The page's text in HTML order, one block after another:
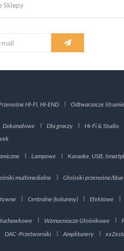
Sklepy
HI-FI, HI-END Odtwarzacze
Dokanałowe Dla graczy Hi-Fi & Studio
Lampowe Karaoke, USB,
multimedialne Głośniki przenośne/
Centralne (kolumny) Efektowe
Wzmacniacze Głośnikowe
DAC -Przetworniki Amplitunery